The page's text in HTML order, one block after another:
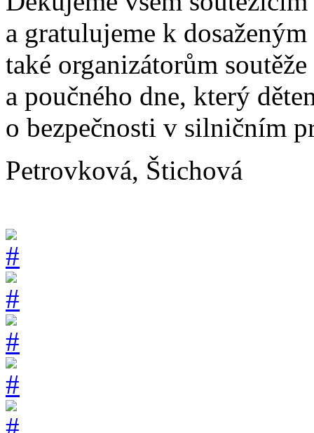
a gratulujeme k
také organizátorům
a poučného dne, který
o bezpečnosti v silničním
Petrovková, Štichová